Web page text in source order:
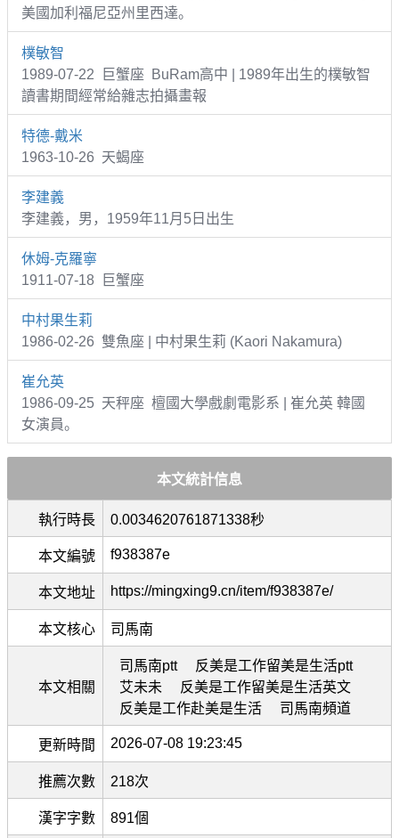
美國加利福尼亞州里西達。
樸敏智
1989-07-22 巨蟹座 BuRam高中 | 1989年出生的樸敏智
讀書期間經常給雜志拍攝畫報
特德-戴米
1963-10-26 天蝎座
李建義
李建義，男，1959年11月5日出生
休姆-克羅寧
1911-07-18 巨蟹座
中村果生莉
1986-02-26 雙魚座 | 中村果生莉 (Kaori Nakamura)
崔允英
1986-09-25 天秤座 檀國大學戲劇電影系 | 崔允英 韓國
女演員。
本文統計信息
執行時長 0.0034620761871338秒
本文編號 f938387e
本文地址 https://mingxing9.cn/item/f938387e/
本文核心 司馬南
本文相關
司馬南ptt
反美是工作留美是生活ptt
艾未未
反美是工作留美是生活英文
反美是工作赴美是生活
司馬南頻道
更新時間 2026-07-08 19:23:45
推薦次數 218次
漢字字數 891個